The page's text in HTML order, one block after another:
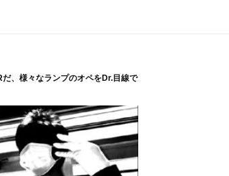
だ、様々なランプのオペをDr.目線で